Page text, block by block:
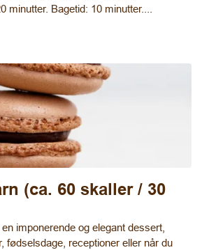
minutter. Bagetid: 10 minutter....
(ca. 60 skaller / 30
imponerende og elegant dessert,
fødselsdage, receptioner eller når du